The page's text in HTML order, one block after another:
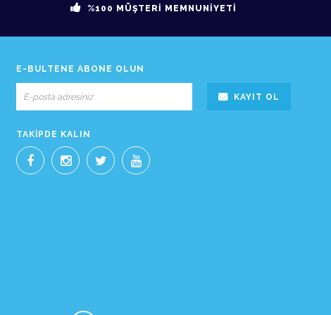
%100 MÜŞTERİ MEMNUNİYETİ
E-BÜLTENE ABONE OLUN
KAYIT OL
TAKIPDE KALIN